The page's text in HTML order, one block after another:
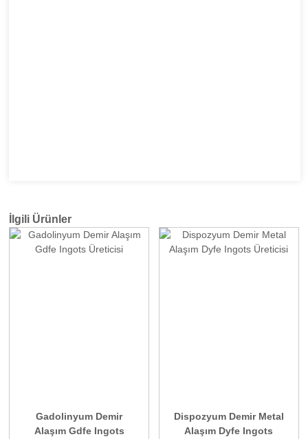
İlgili Ürünler
Gadolinyum Demir
Alaşım Gdfe Ingots
Dispozyum Demir Metal
Alaşım Dyfe Ingots